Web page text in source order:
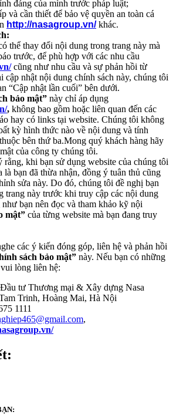
đáng của mình trước pháp luật;
và cần thiết để bảo vệ quyền an toàn cá
http://nasagroup.vn/khác.
thể thay đổi nội dung trong trang này mà
trước, để phù hợp với các nhu cầu
cũng như nhu cầu và sự phản hồi từ
cập nhật nội dung chính sách này, chúng tôi
“Cập nhật lần cuối” bên dưới.
bảo mật” này chỉ áp dụng
, không bao gồm hoặc liên quan đến các
hay có links tại website. Chúng tôi không
kỳ hình thức nào về nội dung và tính
bên thứ ba.Mong quý khách hàng hãy
của công ty chúng tôi.
khi bạn sử dụng website của chúng tôi
là bạn đã thừa nhận, đồng ý tuân thủ cũng
sửa này. Do đó, chúng tôi đề nghị bạn
trang này trước khi truy cập các nội dung
bạn nên đọc và tham khảo kỹ nội
mật” của từng website mà bạn đang truy
các ý kiến đóng góp, liên hệ và phản hồi
sách bảo mật” này. Nếu bạn có những
lòng liên hệ:
tư Thương mại & Xây dựng Nasa
Trinh, Hoàng Mai, Hà Nội
1111
,